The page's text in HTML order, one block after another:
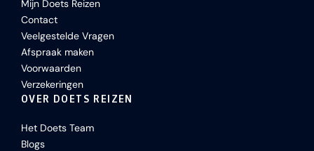
Mijn Doets Reizen
Contact
Veelgestelde Vragen
Afspraak maken
Voorwaarden
Verzekeringen
OVER DOETS REIZEN
Het Doets Team
Blogs